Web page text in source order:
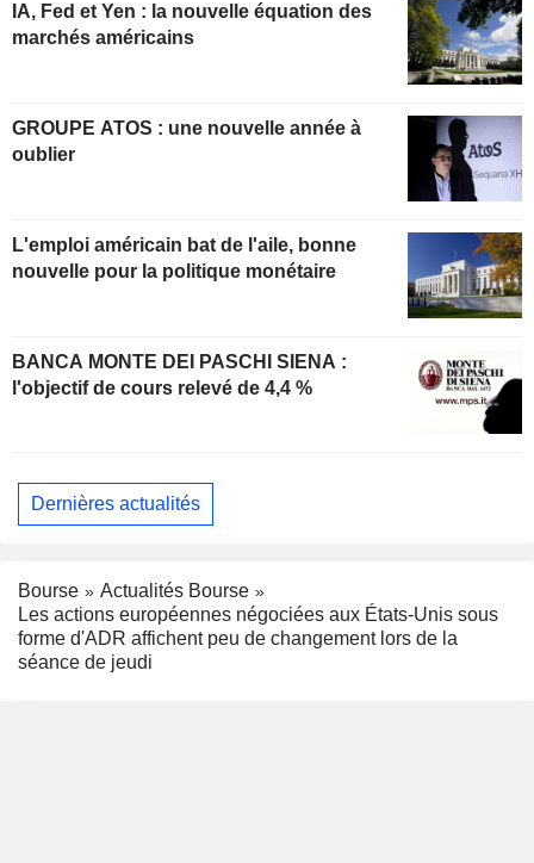
IA, Fed et Yen : la nouvelle équation des
marchés américains
GROUPE ATOS : une nouvelle année à
oublier
L'emploi américain bat de l'aile, bonne
nouvelle pour la politique monétaire
BANCA MONTE DEI PASCHI SIENA :
l'objectif de cours relevé de 4,4 %
Dernières actualités
Bourse
Actualités Bourse
Les actions européennes négociées aux États-Unis sous
forme d'ADR affichent peu de changement lors de la
séance de jeudi